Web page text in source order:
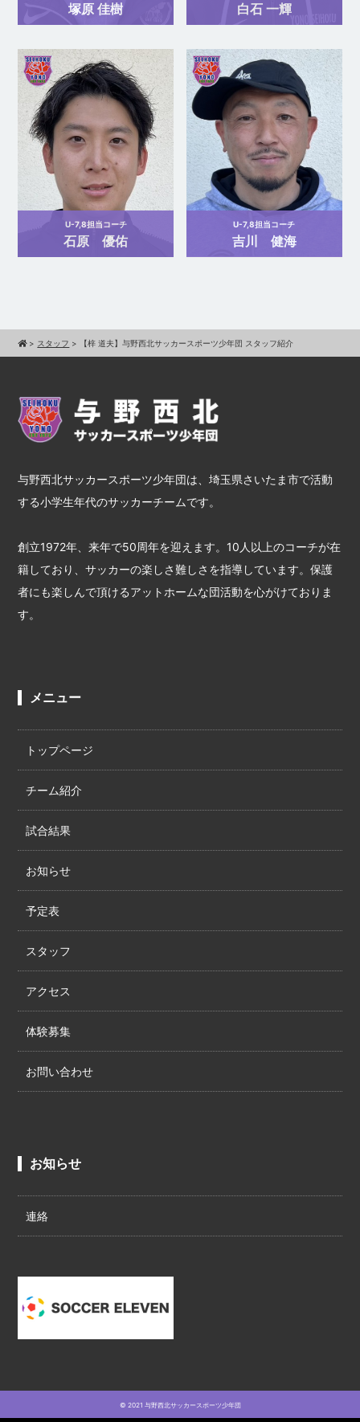
塚原 佳樹 白石 一輝
U-7,8担当コーチ
石原 優佑
U-7,8担当コーチ
吉川 健海
> スタッフ > 【梓 道夫】与野西北サッカースポーツ少年団 スタッフ紹介
与野西北サッカースポーツ少年団は、埼玉県さいたま市で活動
する小学生年代のサッカーチームです。
創立1972年、来年で50周年を迎えます。10人以上のコーチが在
籍しており、サッカーの楽しさ難しさを指導しています。保護
者にも楽しんで頂けるアットホームな団活動を心がけておりま
す。
メニュー
トップページ
チーム紹介
試合結果
お知らせ
予定表
スタッフ
アクセス
体験募集
お問い合わせ
お知らせ
連絡
© 2021 与野西北サッカースポーツ少年団